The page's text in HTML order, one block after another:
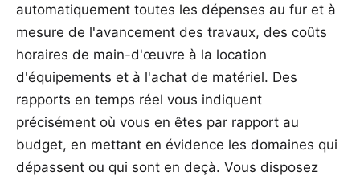
automatiquement toutes les dépenses au fur et à
mesure de l'avancement des travaux, des coûts
horaires de main-d'œuvre à la location
d'équipements et à l'achat de matériel. Des
rapports en temps réel vous indiquent
précisément où vous en êtes par rapport au
budget, en mettant en évidence les domaines qui
dépassent ou qui sont en deçà. Vous disposez